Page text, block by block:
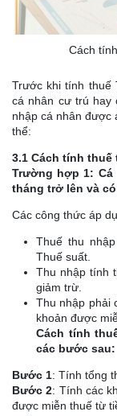
Cách
Trước khi tính thuế
cá nhân cư trú hay
nhập cá nhân được
thể:
3.1 Cách tính
Trường hợp 1:
tháng trở lên và
Các công thức áp
Thuế thu
Thuế suất.
Thu nhập tính
giảm trừ.
Thu nhập phải
khoản được
Cách tính
các bước sau:
Bước 1: Tính tổng
Bước 2: Tính các
được miễn thuế từ